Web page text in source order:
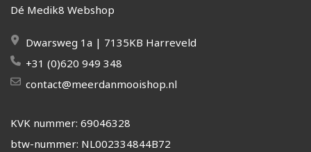
Dé Medik8 Webshop
Dwarsweg 1a | 7135KB Harreveld
+31 (0)620 949 348
contact@meerdanmooishop.nl
KVK nummer: 69046328
btw-nummer: NL002334844B72